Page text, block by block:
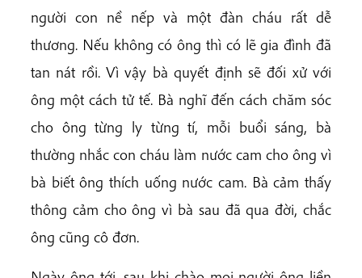
người con nề nếp và một đàn cháu rất dễ
thương. Nếu không có ông thì có lẽ gia đình đã
tan nát rồi. Vì vậy bà quyết định sẽ đối xử với
ông một cách tử tế. Bà nghĩ đến cách chăm sóc
cho ông từng ly từng tí, mỗi buổi sáng, bà
thường nhắc con cháu làm nước cam cho ông vì
bà biết ông thích uống nước cam. Bà cảm thấy
thông cảm cho ông vì bà sau đã qua đời, chắc
ông cũng cô đơn.